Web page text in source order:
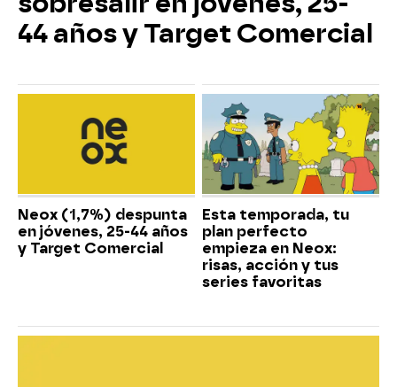
44 años y Target Comercial
Neox (1,7%) despunta
en jóvenes, 25-44 años
y Target Comercial
Esta temporada, tu
plan perfecto
empieza en Neox:
risas, acción y tus
series favoritas